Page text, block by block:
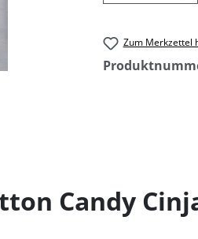
Zum Merkzettel
Candy